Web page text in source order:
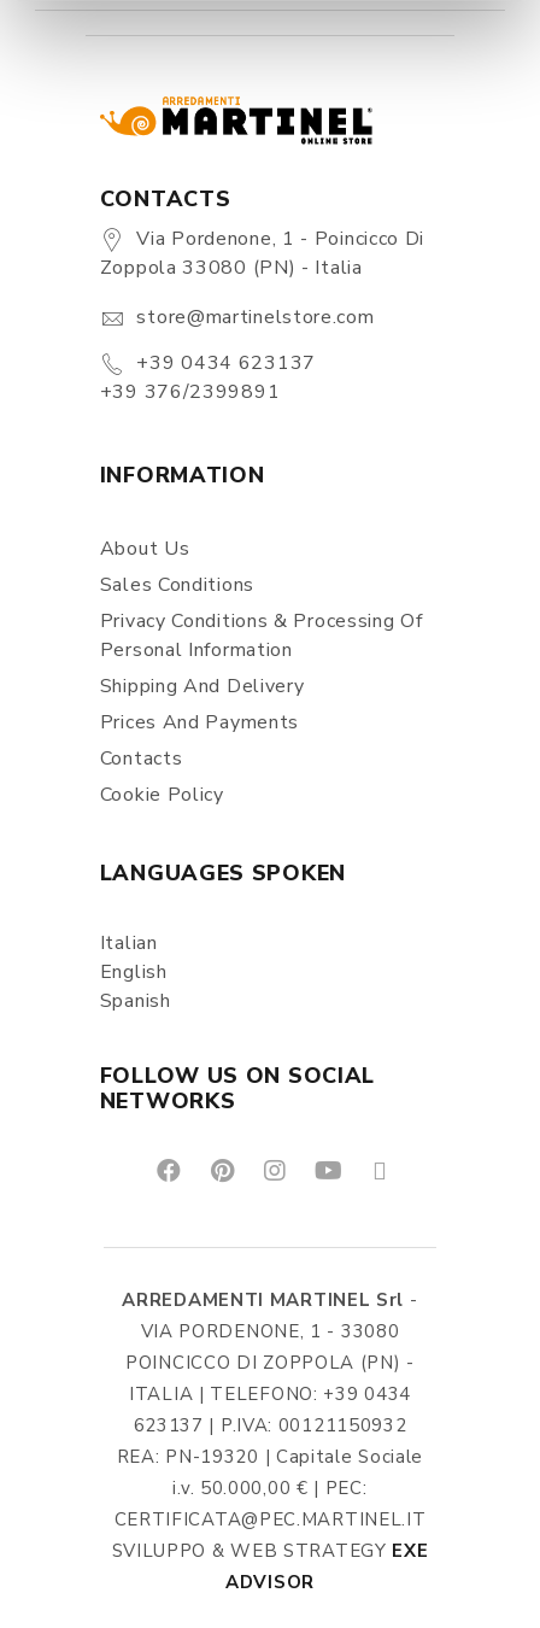
CONTACTS
Via Pordenone, 1 - Poincicco Di
Zoppola 33080 (PN) - Italia
store@martinelstore.com
+39 0434 623137
+39 376/2399891
INFORMATION
About Us
Sales Conditions
Privacy Conditions & Processing Of
Personal Information
Shipping And Delivery
Prices And Payments
Contacts
Cookie Policy
LANGUAGES SPOKEN
Italian
English
Spanish
FOLLOW US ON SOCIAL
NETWORKS
ARREDAMENTI MARTINEL Srl -
VIA PORDENONE, 1 - 33080
POINCICCO DI ZOPPOLA (PN) -
ITALIA | TELEFONO: +39 0434
623137 | P.IVA: 00121150932
REA: PN-19320 | Capitale Sociale
i.v. 50.000,00 € | PEC:
CERTIFICATA@PEC.MARTINEL.IT
SVILUPPO & WEB STRATEGY EXE
ADVISOR